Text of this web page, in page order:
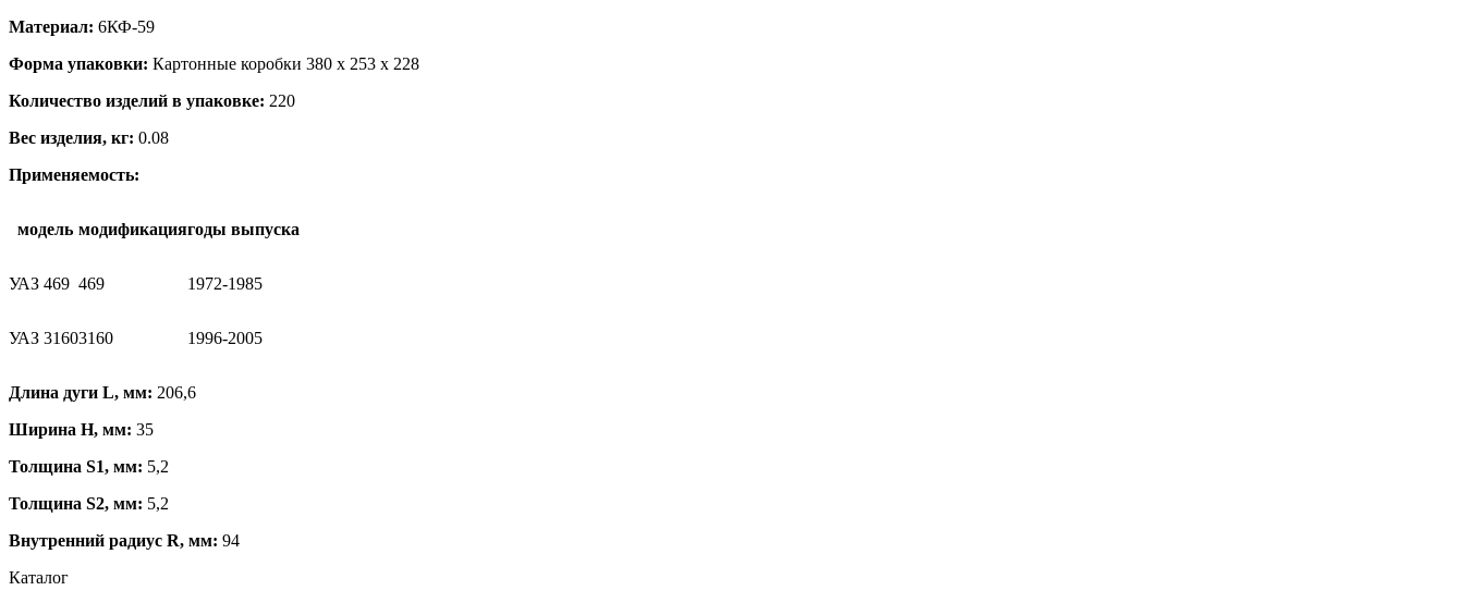
Материал: 6КФ-59
Форма упаковки: Картонные коробки 380 х 253 х 228
Количество изделий в упаковке: 220
Вес изделия, кг: 0.08
Применяемость:
модель модификациягоды выпуска
УАЗ 469 469 1972-1985
УАЗ 31603160 1996-2005
Длина дуги L, мм: 206,6
Ширина H, мм: 35
Толщина S1, мм: 5,2
Толщина S2, мм: 5,2
Внутренний радиус R, мм: 94
Каталог